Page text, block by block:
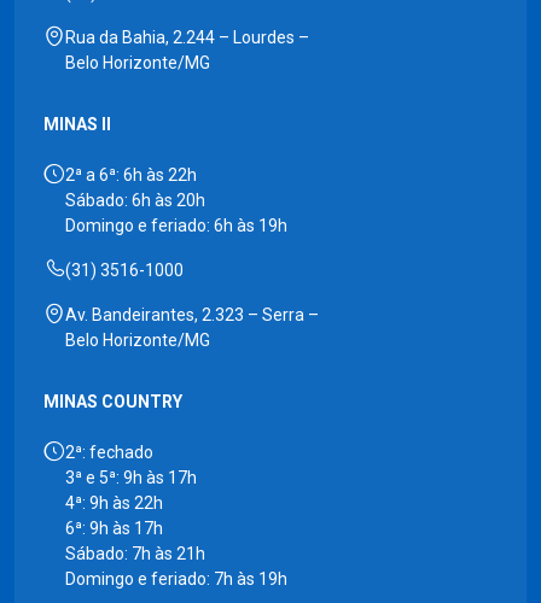
Rua da Bahia, 2.244 – Lourdes –
Belo Horizonte/MG
MINAS II
2ª a 6ª: 6h às 22h
Sábado: 6h às 20h
Domingo e feriado: 6h às 19h
(31) 3516-1000
Av. Bandeirantes, 2.323 – Serra –
Belo Horizonte/MG
MINAS COUNTRY
2ª: fechado
3ª e 5ª: 9h às 17h
4ª: 9h às 22h
6ª: 9h às 17h
Sábado: 7h às 21h
Domingo e feriado: 7h às 19h